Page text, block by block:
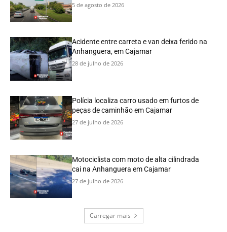
5 de agosto de 2026
Acidente entre carreta e van deixa ferido na
Anhanguera, em Cajamar
28 de julho de 2026
Polícia localiza carro usado em furtos de
peças de caminhão em Cajamar
27 de julho de 2026
Motociclista com moto de alta cilindrada
cai na Anhanguera em Cajamar
27 de julho de 2026
Carregar mais